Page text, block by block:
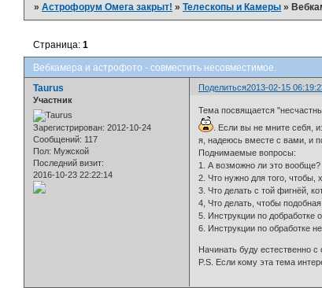
»Астрофорум Омега закрыт! »Телескопы и Камеры »
Вебкамера и астрофото - совместить несовместимое.
Страница:1
Поделиться2013-02-15
Taurus
Участник
Зарегистрирован: 2012-10-24
Сообщений: 117
Пол: Мужской
Последний визит:
2016-10-23 22:22:14
Тема посвящается
. Если вы не мните себя,
я, надеюсь вместе с вами, и
Поднимаемые вопросы:
1. А возможно ли это вообще?
2. Что нужно для того, чтобы,
3. Что делать с той фигнёй,
4, Что делать, чтобы
5. Инструкции по добработке
6. Инструкции по обработке
Начинать буду естественно
P.S. Если кому эта тема